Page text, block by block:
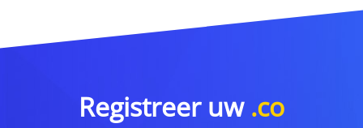
Registreer uw .co